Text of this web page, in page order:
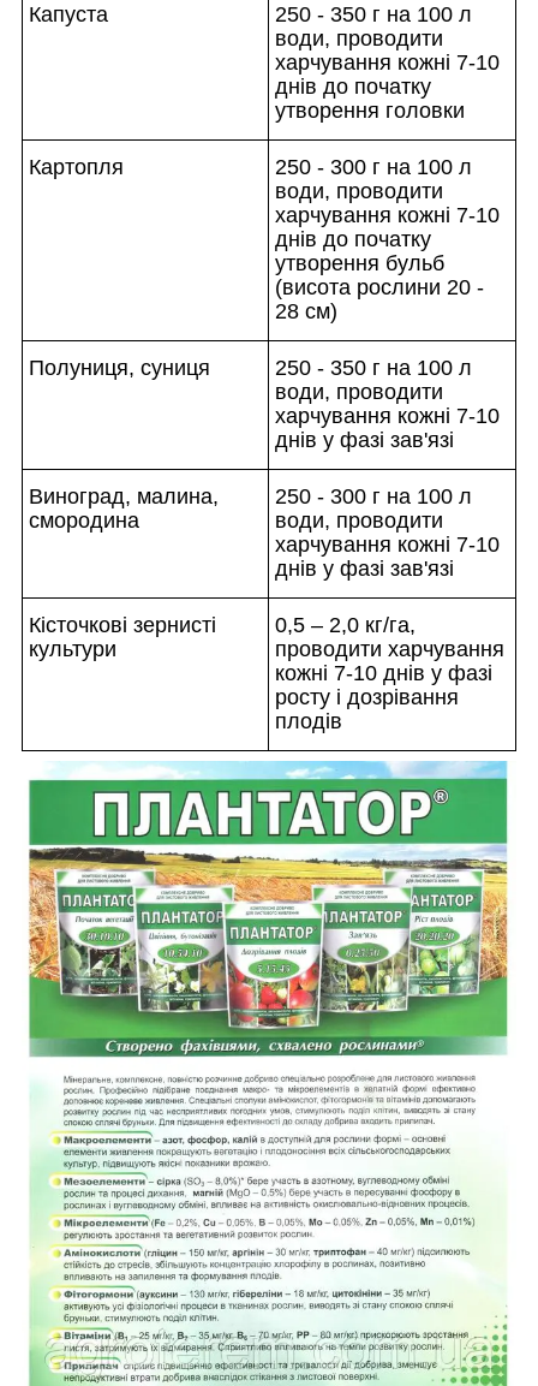
Капуста
250 - 350 г на 100 л
води, проводити
харчування кожні 7-10
днів до початку
утворення головки
Картопля
250 - 300 г на 100 л
води, проводити
харчування кожні 7-10
днів до початку
утворення бульб
(висота рослини 20 -
28 см)
Полуниця, суниця
250 - 350 г на 100 л
води, проводити
харчування кожні 7-10
днів у фазі зав'язі
Виноград, малина,
смородина
250 - 300 г на 100 л
води, проводити
харчування кожні 7-10
днів у фазі зав'язі
Кісточкові зернисті
культури
0,5 – 2,0 кг/га,
проводити харчування
кожні 7-10 днів у фазі
росту і дозрівання
плодів